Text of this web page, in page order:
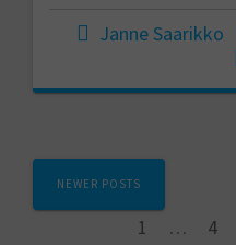
Janne Saarikko
Posts
navigation
NEWER POSTS
Page
1 … Page
4